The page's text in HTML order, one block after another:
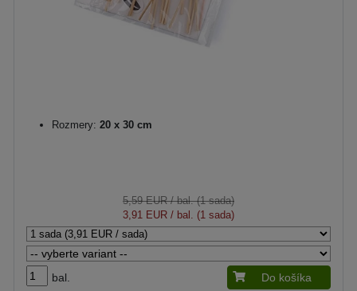
Rozmery: 20 x 30 cm
5,59 EUR/ bal. (1 sada)
3,91 EUR / bal. (1 sada)
bal. Do košíka